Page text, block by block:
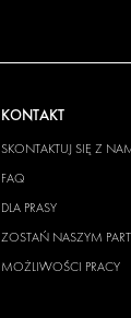
KONTAKT
SKONTAKTUJ SIĘ Z
FAQ
DLA PRASY
ZOSTAŃ NASZYM
MOŻLIWOŚCI PRACY